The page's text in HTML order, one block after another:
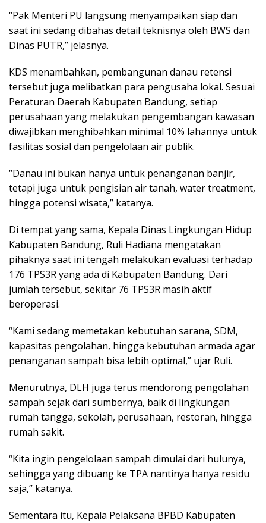
“Pak Menteri PU langsung menyampaikan siap dan
saat ini sedang dibahas detail teknisnya oleh BWS dan
Dinas PUTR,” jelasnya.
KDS menambahkan, pembangunan danau retensi
tersebut juga melibatkan para pengusaha lokal. Sesuai
Peraturan Daerah Kabupaten Bandung, setiap
perusahaan yang melakukan pengembangan kawasan
diwajibkan menghibahkan minimal 10% lahannya untuk
fasilitas sosial dan pengelolaan air publik.
“Danau ini bukan hanya untuk penanganan banjir,
tetapi juga untuk pengisian air tanah, water treatment,
hingga potensi wisata,” katanya.
Di tempat yang sama, Kepala Dinas Lingkungan Hidup
Kabupaten Bandung, Ruli Hadiana mengatakan
pihaknya saat ini tengah melakukan evaluasi terhadap
176 TPS3R yang ada di Kabupaten Bandung. Dari
jumlah tersebut, sekitar 76 TPS3R masih aktif
beroperasi.
“Kami sedang memetakan kebutuhan sarana, SDM,
kapasitas pengolahan, hingga kebutuhan armada agar
penanganan sampah bisa lebih optimal,” ujar Ruli.
Menurutnya, DLH juga terus mendorong pengolahan
sampah sejak dari sumbernya, baik di lingkungan
rumah tangga, sekolah, perusahaan, restoran, hingga
rumah sakit.
“Kita ingin pengelolaan sampah dimulai dari hulunya,
sehingga yang dibuang ke TPA nantinya hanya residu
saja,” katanya.
Sementara itu, Kepala Pelaksana BPBD Kabupaten